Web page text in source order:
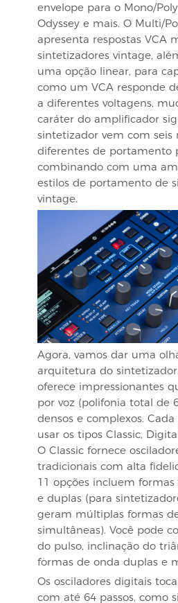
envelope para o Mono/
Odyssey e mais. O Multi/
apresenta respostas VCA
sintetizadores vintage,
uma opção linear, para
como um VCA responde
a diferentes voltagens,
caráter do amplificador
sintetizador vem com seis
diferentes de portamento
combinando com uma
estilos de portamento de
vintage.
Agora, vamos dar uma
arquitetura do
oferece impressionantes
por voz (polifonia total de
densos e complexos.
usar os tipos Classic,
O Classic fornece
tradicionais com alta
11 opções incluem
e duplas (para
geram múltiplas formas
simultâneas). Você pode
do pulso, inclinação do
formas de onda duplas e
Os osciladores digitais
com até 64 passos, como